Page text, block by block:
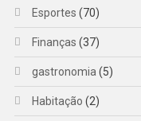
Esportes (70)
Finanças (37)
gastronomia (5)
Habitação (2)